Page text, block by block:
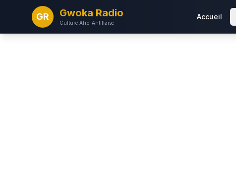
GR Gwoka Radio
Culture Afro-Antillaise
Accueil